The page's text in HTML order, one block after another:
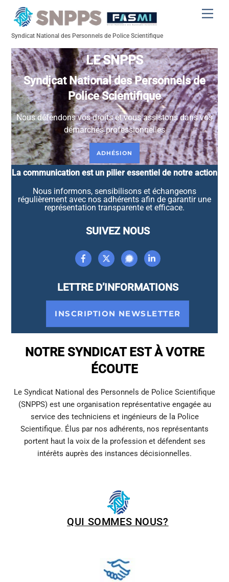
Syndicat National des Personnels de Police Scientifique
LE SNPPS
Syndicat National des Personnels de
Police Scientifique
Nous défendons vos droits et vous assistons dans vos
démarches professionnelles
ADHÉSION
La communication est un pilier essentiel de notre action
Nous informons, sensibilisons et échangeons
régulièrement avec nos adhérents afin de garantir une
représentation transparente et efficace.
SUIVEZ NOUS
LETTRE D’INFORMATIONS
INSCRIPTION NEWSLETTER
NOTRE SYNDICAT EST À VOTRE
ÉCOUTE
Le Syndicat National des Personnels de Police Scientifique
(SNPPS) est une organisation représentative engagée au
service des techniciens et ingénieurs de la Police
Scientifique. Élus par nos adhérents, nos représentants
portent haut la voix de la profession et défendent ses
intérêts auprès des instances décisionnelles.
QUI SOMMES NOUS?